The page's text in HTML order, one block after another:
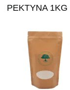
PEKTYNA 1KG